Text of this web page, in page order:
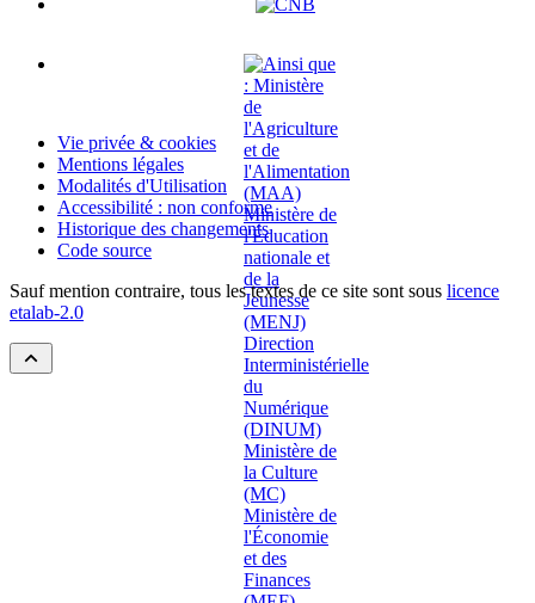
Vie privée & cookies
Mentions légales
Modalités d'Utilisation
Accessibilité : non conforme
Historique des changements
Code source
Sauf mention contraire, tous les textes de ce site sont sous licence
etalab-2.0